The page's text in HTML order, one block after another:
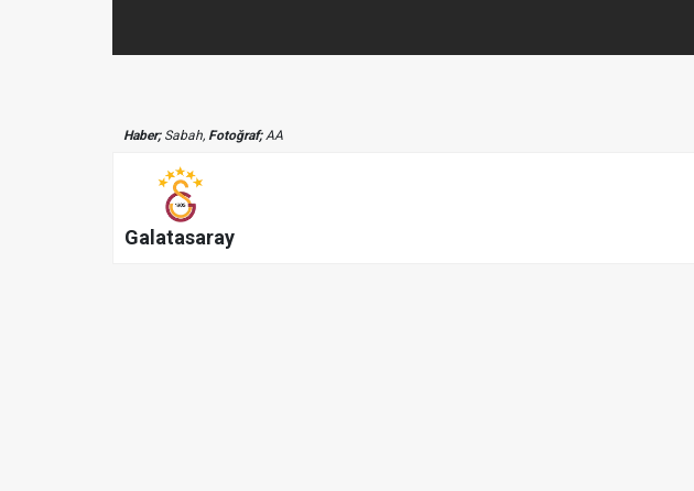
Haber;Sabah, Fotoğraf;AA
Galatasaray